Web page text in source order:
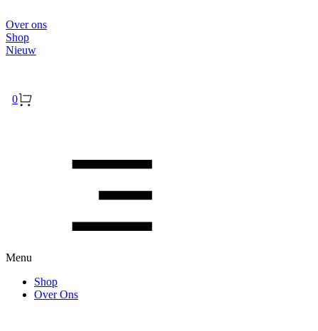
Over ons
Shop
Nieuw
0
Menu
Shop
Over Ons